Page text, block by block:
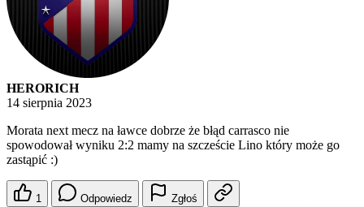
HERORICH
14 sierpnia 2023
Morata next mecz na ławce dobrze że błąd carrasco nie
spowodował wyniku 2:2 mamy na szczeście Lino który może go
zastąpić :)
1 Odpowiedz Zgłoś